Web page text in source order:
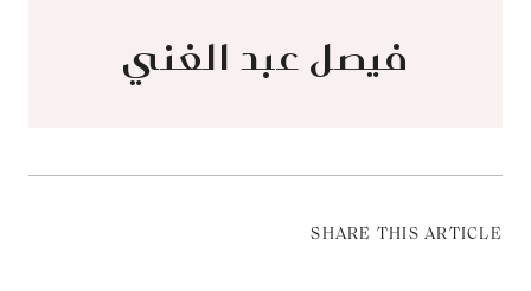
فيصل عبد الغني
SHARE THIS ARTICLE